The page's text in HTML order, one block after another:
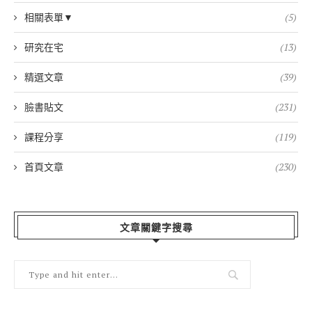
相關表單▼ (5)
研究在宅 (13)
精選文章 (39)
臉書貼文 (231)
課程分享 (119)
首頁文章 (230)
文章關鍵字搜尋